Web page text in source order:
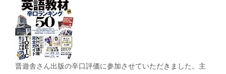
晋遊舎さん出版の辛口評価に参加させていただきました。主